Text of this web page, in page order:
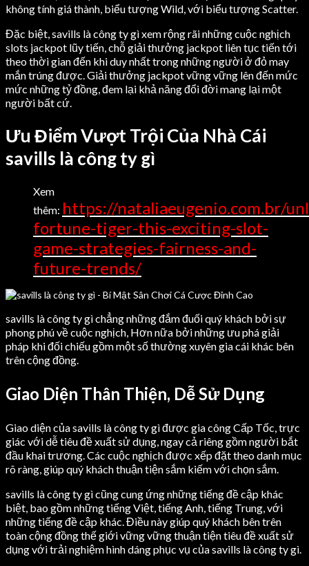
không tính giá thành, biểu tượng Wild, với biểu tượng Scatter.
Đặc biệt, savills là công ty gì xem rộng rãi những cuộc nghịch
slots jackpot lũy tiến, chỗ giải thưởng jackpot liên tục tiến tới
theo thời gian đến khi duy nhất trong những người ở đỏ may
mắn trúng được. Giải thưởng jackpot vững vững lên đến mức
mức những tỷ đồng, đem lại khả năng đổi đời mang lại một
người bất cứ.
Ưu Điểm Vượt Trội Của Nhà Cái
savills là công ty gì
Xem
thêm: https://nataliaeugenio.com.br/
fortune-tiger-this-exciting-slot-
game-strategies-fairness-and-
future-trends/
savills là công ty gì chẳng những đắm đuối quý khách bởi sự
phong phú về cuộc nghịch, Hơn nữa bởi những ưu phá giải
pháp khi đối chiếu gồm một số thường xuyên gia cái khác bên
trên cộng đồng.
Giao Diện Thân Thiện, Dễ Sử Dụng
Giao diện của savills là công ty gì được gia công Cấp Tốc, trực
giác với dễ tiêu đề xuất sử dụng, ngay cả riêng gồm người bắt
đầu khai trương. Các cuộc nghịch được xếp đặt theo danh mục
rõ ràng, giúp quý khách thuận tiện sắm kiếm với chọn sắm.
savills là công ty gì cũng cung ứng những tiếng đề cập khác
biệt, bao gồm những tiếng Việt, tiếng Anh, tiếng Trung, với
những tiếng đề cập khác. Điều này giúp quý khách bên trên
toàn cộng đồng thế giới vững vững thuận tiện tiêu đề xuất sử
dụng với trải nghiệm hình dáng phục vụ của savills là công ty gì.